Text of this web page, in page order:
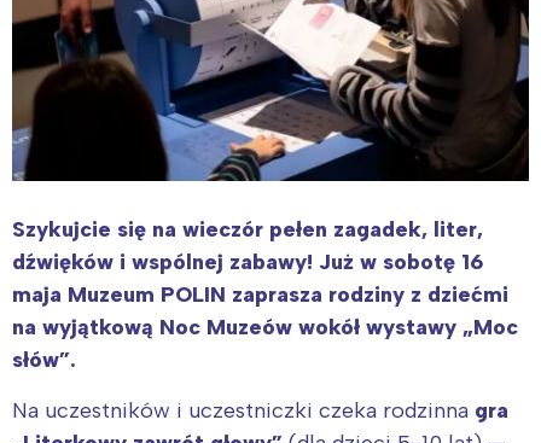
Szykujcie się na wieczór pełen zagadek, liter,
dźwięków i wspólnej zabawy! Już w sobotę 16
maja Muzeum POLIN zaprasza rodziny z dziećmi
na wyjątkową Noc Muzeów wokół wystawy „Moc
słów”.
Na uczestników i uczestniczki czeka rodzinna gra